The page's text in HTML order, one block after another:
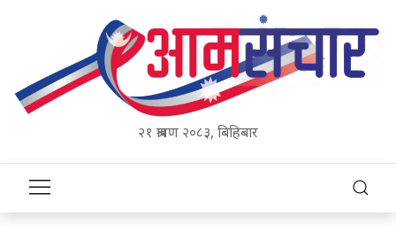
२१ श्रावण २०८३, बिहिबार